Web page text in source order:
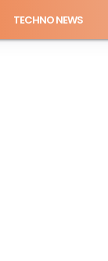
TECHNO NEWS